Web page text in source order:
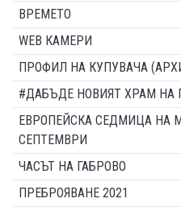
ВРЕМЕТО
WEB КАМЕРИ
ПРОФИЛ НА КУПУВАЧА
#ДАБЪДЕ НОВИЯТ ХРАМ НА
ЕВРОПЕЙСКА СЕДМИЦА НА
СЕПТЕМВРИ
ЧАСЪТ НА ГАБРОВО
ПРЕБРОЯВАНЕ 2021